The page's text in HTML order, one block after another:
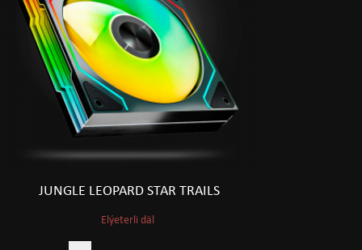
JUNGLE LEOPARD STAR TRAILS
Elýeterli däl